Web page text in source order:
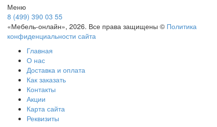
Меню
8 (499) 390 03 55
«Мебель-онлайн», 2026. Все права защищены © Политика
конфиденциальности сайта
Главная
О нас
Доставка и оплата
Как заказать
Контакты
Акции
Карта сайта
Реквизиты